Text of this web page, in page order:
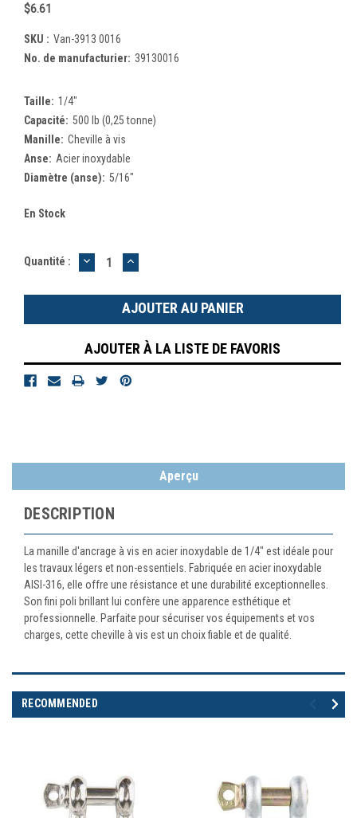
$6.61
SKU : Van-3913 0016
No. de manufacturier: 39130016
Taille: 1/4"
Capacité: 500 lb (0,25 tonne)
Manille: Cheville à vis
Anse: Acier inoxydable
Diamètre (anse): 5/16"
En Stock
Quantité : DIMINUER
LA
:
AUGMENTER
LA
:
AJOUTER À LA LISTE DE FAVORIS
Aperçu
DESCRIPTION
La manille d'ancrage à vis en acier inoxydable de 1/4" est idéale pour
les travaux légers et non-essentiels. Fabriquée en acier inoxydable
AISI-316, elle offre une résistance et une durabilité exceptionnelles.
Son fini poli brillant lui confère une apparence esthétique et
professionnelle. Parfaite pour sécuriser vos équipements et vos
charges, cette cheville à vis est un choix fiable et de qualité.
RECOMMENDED